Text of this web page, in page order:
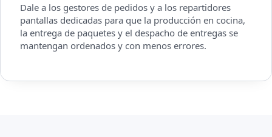
Dale a los gestores de pedidos y a los repartidores
pantallas dedicadas para que la producción en cocina,
la entrega de paquetes y el despacho de entregas se
mantengan ordenados y con menos errores.